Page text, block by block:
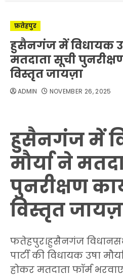
फ़तेहपुर
हुसैनगंज में विधायक
मतदाता सूची
विस्तृत जायज़ा
ADMIN NOVEMBER 26, 2025
हुसैनगंज में
मौर्या ने
पुनरीक्षण
विस्तृत
फतेहपुर।हुसैनगंज
पार्टी की विधायक उषा
होकर मतदाता फॉर्म